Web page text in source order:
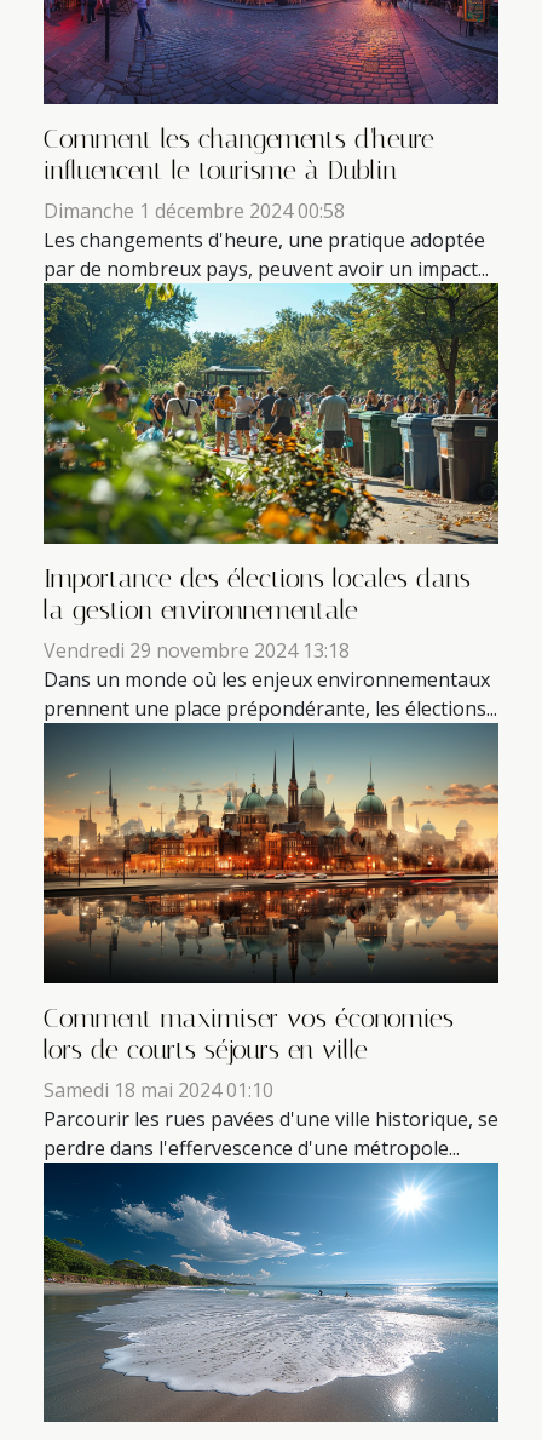
Comment les changements d'heure
influencent le tourisme à Dublin
Dimanche 1 décembre 2024 00:58
Les changements d'heure, une pratique adoptée
par de nombreux pays, peuvent avoir un impact...
Importance des élections locales dans
la gestion environnementale
Vendredi 29 novembre 2024 13:18
Dans un monde où les enjeux environnementaux
prennent une place prépondérante, les élections...
Comment maximiser vos économies
lors de courts séjours en ville
Samedi 18 mai 2024 01:10
Parcourir les rues pavées d'une ville historique, se
perdre dans l'effervescence d'une métropole...